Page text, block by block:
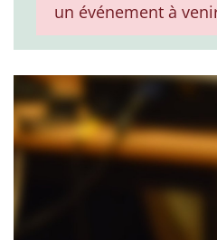
un événement à